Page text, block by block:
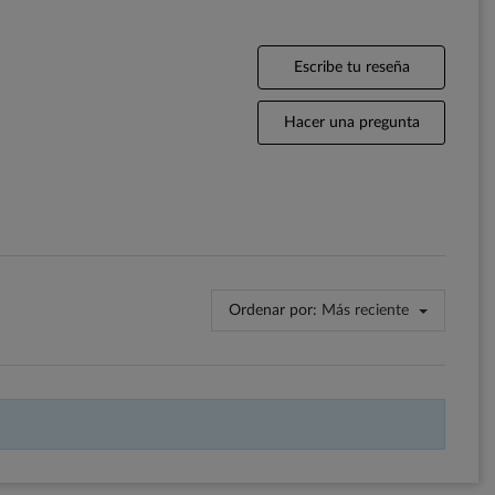
Escribe tu reseña
Hacer una pregunta
Ordenar por: Más reciente